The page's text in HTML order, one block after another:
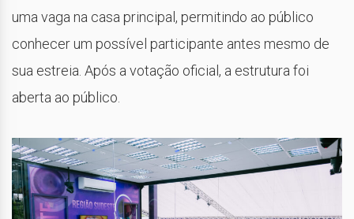
uma vaga na casa principal, permitindo ao público
conhecer um possível participante antes mesmo de
sua estreia. Após a votação oficial, a estrutura foi
aberta ao público.